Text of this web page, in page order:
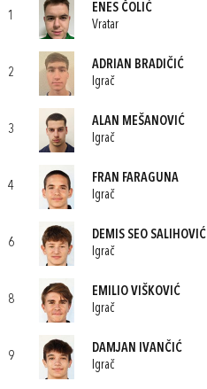
1
ENES ČOLIĆ
Vratar
2
ADRIAN BRADIČIĆ
Igrač
3
ALAN MEŠANOVIĆ
Igrač
4
FRAN FARAGUNA
Igrač
6
DEMIS SEO SALIHOVIĆ
Igrač
8
EMILIO VIŠKOVIĆ
Igrač
9
DAMJAN IVANČIĆ
Igrač